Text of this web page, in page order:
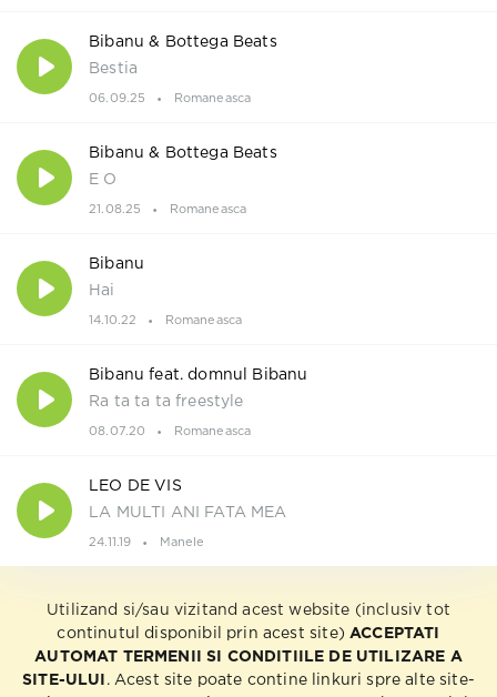
Bibanu & Bottega Beats
Bestia
06.09.25 Romaneasca
Bibanu & Bottega Beats
E O
21.08.25 Romaneasca
Bibanu
Hai
14.10.22 Romaneasca
Bibanu feat. domnul Bibanu
Ra ta ta ta freestyle
08.07.20 Romaneasca
LEO DE VIS
LA MULTI ANI FATA MEA
24.11.19 Manele
Utilizand si/sau vizitand acest website (inclusiv tot
continutul disponibil prin acest site) ACCEPTATI
AUTOMAT TERMENII SI CONDITIILE DE UTILIZARE A
SITE-ULUI
. Acest site poate contine linkuri spre alte site-